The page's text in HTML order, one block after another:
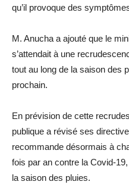
qu’il provoque des
M. Anucha a ajouté que le
s’attendait à une
tout au long de la saison des
prochain.
En prévision de cette
publique a révisé ses
recommande désormais à
fois par an contre la Covid-
la saison des pluies.